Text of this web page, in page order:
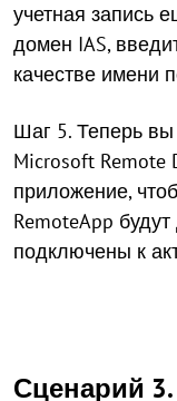
учетная запись
домен IAS,
качестве имени
Шаг 5. Теперь вы
Microsoft
приложение,
RemoteApp
подключены к
Сценарий 3.